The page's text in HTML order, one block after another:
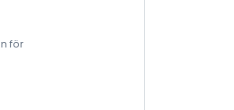
för